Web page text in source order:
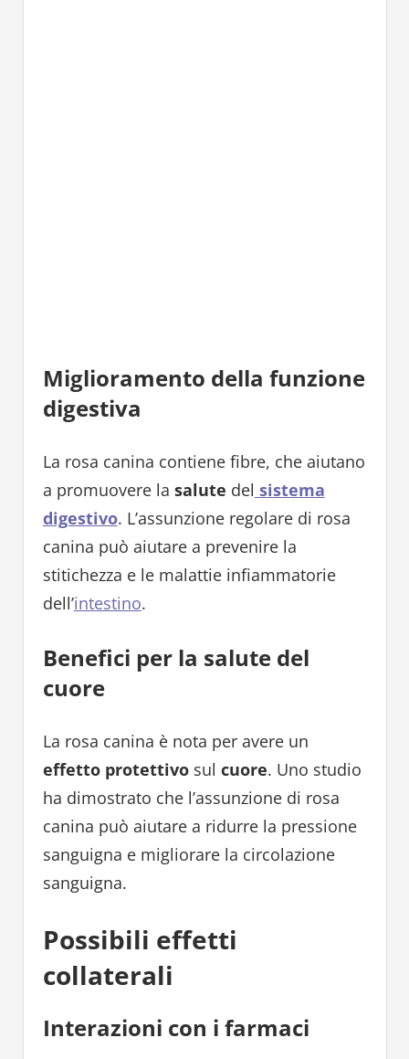
Miglioramento della funzione
digestiva
La rosa canina contiene fibre, che aiutano
a promuovere la salute del sistema
digestivo. L’assunzione regolare di rosa
canina può aiutare a prevenire la
stitichezza e le malattie infiammatorie
dell’intestino.
Benefici per la salute del
cuore
La rosa canina è nota per avere un
effetto protettivo sul cuore. Uno studio
ha dimostrato che l’assunzione di rosa
canina può aiutare a ridurre la pressione
sanguigna e migliorare la circolazione
sanguigna.
Possibili effetti
collaterali
Interazioni con i farmaci